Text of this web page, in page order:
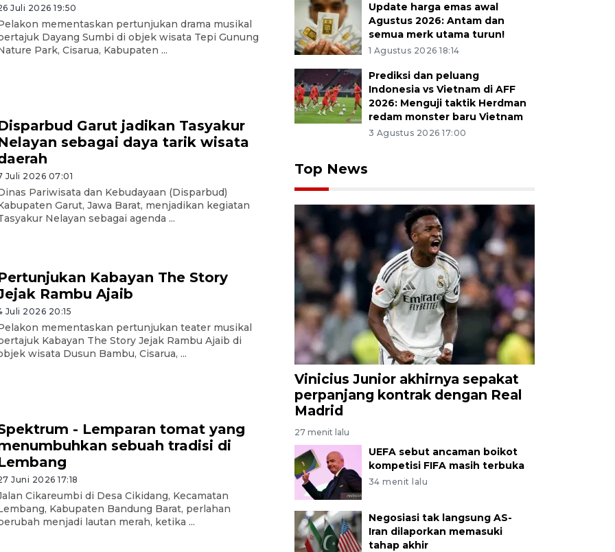
Juli 2026 19:50
mementaskan pertunjukan drama musikal
Dayang Sumbi di objek wisata Tepi Gunung
Park, Cisarua, Kabupaten ...
Garut jadikan Tasyakur
sebagai daya tarik wisata
Juli 2026 07:01
Pariwisata dan Kebudayaan (Disparbud)
Garut, Jawa Barat, menjadikan kegiatan
Nelayan sebagai agenda ...
Kabayan The Story
Rambu Ajaib
Juli 2026 20:15
mementaskan pertunjukan teater musikal
Kabayan The Story Jejak Rambu Ajaib di
wisata Dusun Bambu, Cisarua, ...
- Lemparan tomat yang
sebuah tradisi di
Juni 2026 17:18
Cikareumbi di Desa Cikidang, Kecamatan
Kabupaten Bandung Barat, perlahan
menjadi lautan merah, ketika ...
Update harga emas awal
Agustus 2026: Antam dan
semua merk utama turun!
1 Agustus 2026 18:14
Prediksi dan peluang
Indonesia vs Vietnam di AFF
2026: Menguji taktik Herdman
redam monster baru Vietnam
3 Agustus 2026 17:00
Top News
Vinicius Junior akhirnya sepakat
perpanjang kontrak dengan Real
Madrid
27 menit lalu
UEFA sebut ancaman boikot
kompetisi FIFA masih terbuka
34 menit lalu
Negosiasi tak langsung AS-
Iran dilaporkan memasuki
tahap akhir